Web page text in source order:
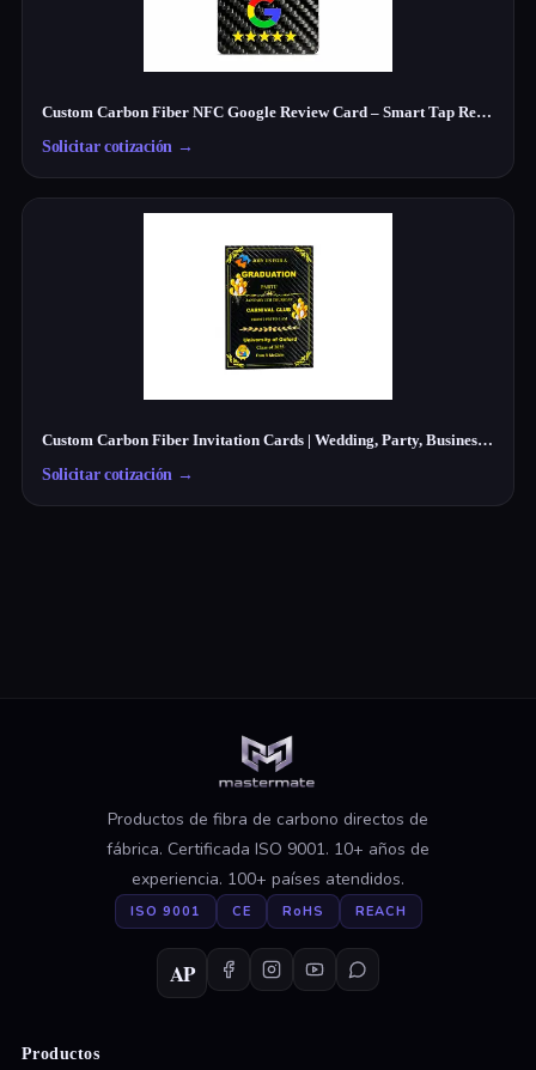
Custom Carbon Fiber NFC Google Review Card – Smart Tap Review Card for Businesses
Solicitar cotización→
Custom Carbon Fiber Invitation Cards | Wedding, Party, Business Cards Manufacturer
Solicitar cotización→
Productos de fibra de carbono directos de
fábrica. Certificada ISO 9001. 10+ años de
experiencia. 100+ países atendidos.
ISO 9001 CE RoHS REACH
AP
Productos